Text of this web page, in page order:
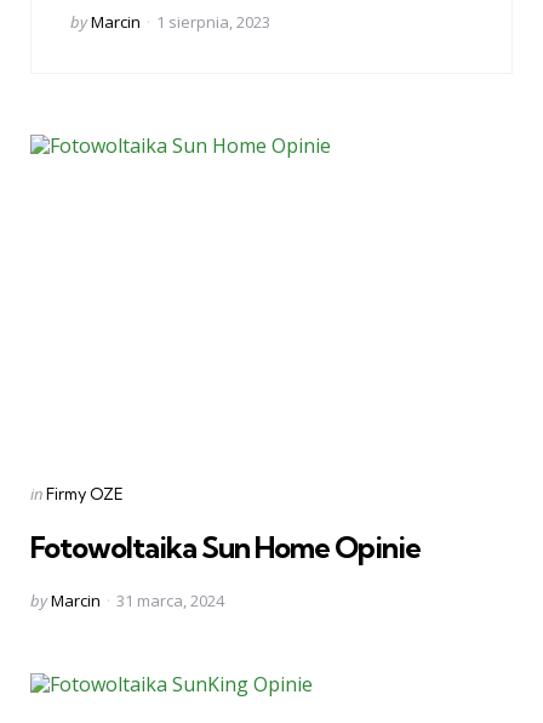
Posted
byMarcin 1 sierpnia, 2023
Categories
Posted
inFirmy OZE
Fotowoltaika Sun Home Opinie
Posted
byMarcin 31 marca, 2024